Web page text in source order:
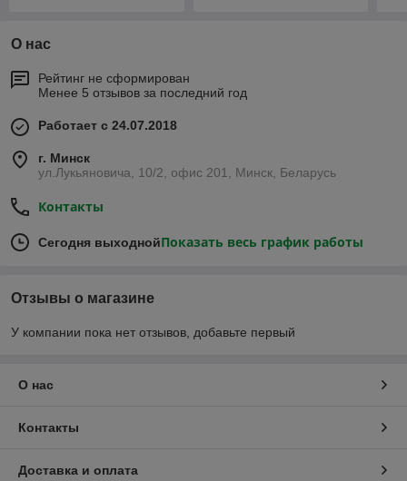
О нас
Рейтинг не сформирован
Менее 5 отзывов за последний год
Работает с 24.07.2018
г. Минск
ул.Лукьяновича, 10/2, офис 201, Минск, Беларусь
Контакты
Сегодня выходнойПоказать весь график работы
Отзывы о магазине
У компании пока нет отзывов, добавьте первый
О нас
Контакты
Доставка и оплата